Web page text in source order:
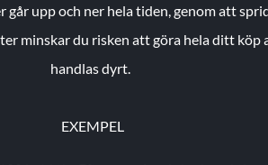
går upp och ner hela tiden, genom att
minskar du risken att göra hela ditt köp
handlas dyrt.
EXEMPEL